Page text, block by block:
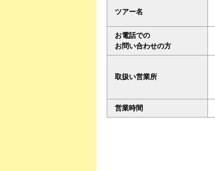
ツアー名
お電話での
お問い合わせの方
取扱い営業所
営業時間